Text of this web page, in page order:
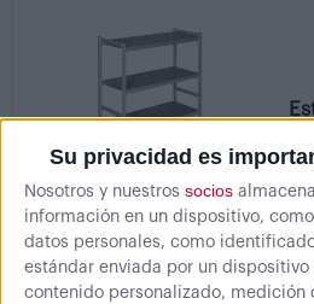
Su privacidad es
Nosotros y nuestros socios
información en un dispositivo,
datos personales, como
estándar enviada por un
contenido personalizado, medición